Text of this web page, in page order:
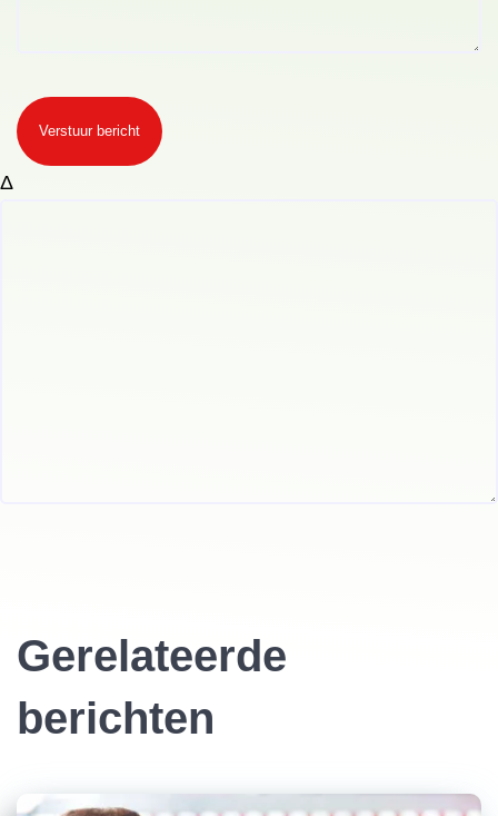
Verstuur bericht
Δ
Gerelateerde
berichten